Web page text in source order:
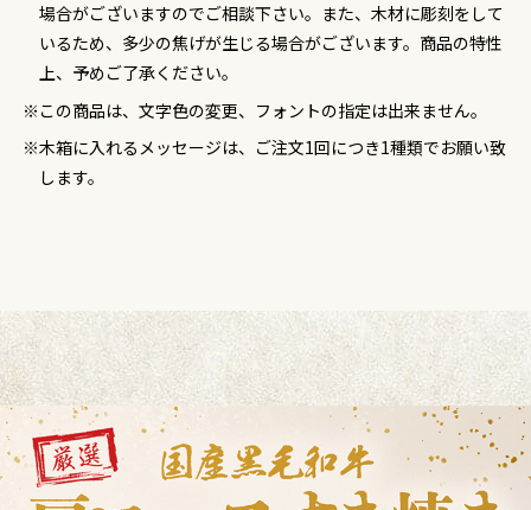
場合がございますのでご相談下さい。また、木材に彫刻をして
いるため、多少の焦げが生じる場合がございます。商品の特性
上、予めご了承ください。
この商品は、文字色の変更、フォントの指定は出来ません。
木箱に入れるメッセージは、ご注文1回につき1種類でお願い致
します。